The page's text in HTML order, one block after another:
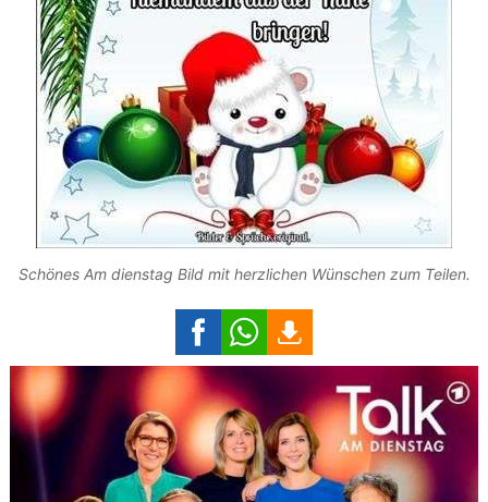
Schönes Am dienstag Bild mit herzlichen Wünschen zum Teilen.